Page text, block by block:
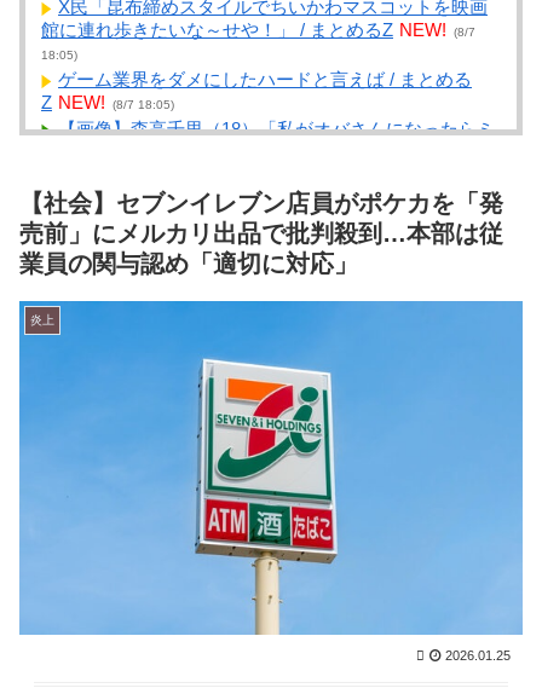
X民「昆布締めスタイルでちいかわマスコットを映画
館に連れ歩きたいな～せや！」 / まとめるZ NEW!
(8/7
18:05)
ゲーム業界をダメにしたハードと言えば / まとめる
Z NEW! (8/7 18:05)
【画像】森高千里（18）「私がオバさんになったらミ
【動画】春奈の飯の食い方、レベチｗｗｗｗｗｗｗｗ
ｗｗｗｗｗｗｗｗｗｗｗｗｗｗｗｗ / NEWまとめサイト
アンテナ！
NEW! (8/7 18:00)
寒がりさんの集い / NEWまとめサイトアンテナ！
NEW! (8/7 17:59)
20年落ちで走行距離3マンの軽15万 / NEWまとめサイ
NEW! (8/7 17:47)
東京行きの最終新幹線自由席、人が入りきらず何百人
か長岡で野宿確定…🫨素晴… / VIP・ネタ・オールジャ
ンル – New World Antenna NEW! (8/7 17:27)
小林製薬「安楽〇の薬作りました」←どんな名前にな
りそう？もし作ったら / 2chまとめアンテナ！
【芸能】鈴木奈々「垂れてたバストが上がった！」
「今が一番バスト大きい！」 下着姿を公開、豊満な美
(8/7 14:46)
【巨人対ヤクルト17回戦】ヤクルト・長岡、巨人・ハ
【社会】セブンイレブン店員がポケカを「発
売前」にメルカリ出品で批判殺到…本部は従
業員の関与認め「適切に対応」
炎上
2026.01.25